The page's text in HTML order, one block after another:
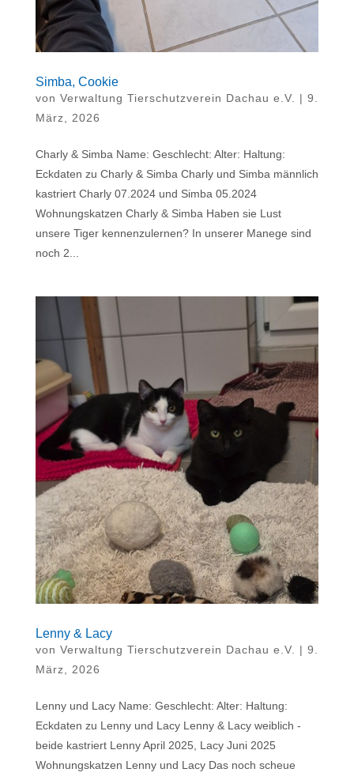
Simba, Cookie
von Verwaltung Tierschutzverein Dachau e.V. | 9.
März, 2026
Charly & Simba Name: Geschlecht: Alter: Haltung:
Eckdaten zu Charly & Simba Charly und Simba männlich
kastriert Charly 07.2024 und Simba 05.2024
Wohnungskatzen Charly & Simba Haben sie Lust
unsere Tiger kennenzulernen? In unserer Manege sind
noch 2...
Lenny & Lacy
von Verwaltung Tierschutzverein Dachau e.V. | 9.
März, 2026
Lenny und Lacy Name: Geschlecht: Alter: Haltung:
Eckdaten zu Lenny und Lacy Lenny & Lacy weiblich -
beide kastriert Lenny April 2025, Lacy Juni 2025
Wohnungskatzen Lenny und Lacy Das noch scheue